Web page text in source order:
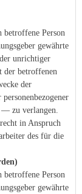
betroffene Person
gewährte
unrichtiger
der betroffenen
der
— zu verlangen.
in Anspruch
des für die
betroffene Person
gewährte